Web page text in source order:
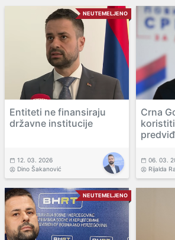
NEUTEMELJENO
Entiteti ne finansiraju
državne institucije
12. 03. 2026
Dino Šakanović
Crna
06. 03.
Rijalda
NEUTEMELJENO